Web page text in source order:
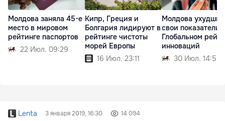
Молдова заняла 45-е
место в мировом
рейтинге паспортов
22 Июл. 09:29
Кипр, Греция и
Болгария лидируют в
рейтинге чистоты
морей Европы
16 Июл. 23:11
Молдова
свои показатели
Глобальном
инноваций
30 Июл. 14:55
Lenta 3 января 2019, 16:30 14 094